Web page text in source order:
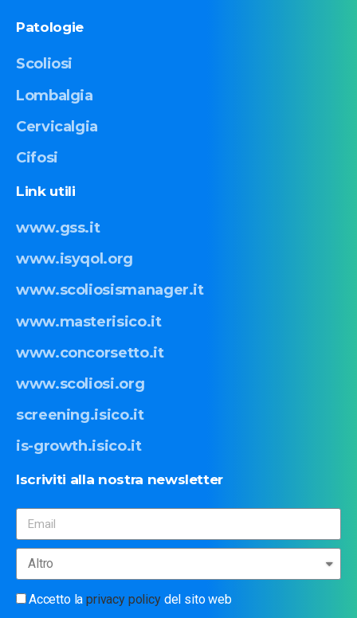
Patologie
Scoliosi
Lombalgia
Cervicalgia
Cifosi
Link utili
www.gss.it
www.isyqol.org
www.scoliosismanager.it
www.masterisico.it
www.concorsetto.it
www.scoliosi.org
screening.isico.it
is-growth.isico.it
Iscriviti alla nostra newsletter
Accetto laprivacy policydel sito web